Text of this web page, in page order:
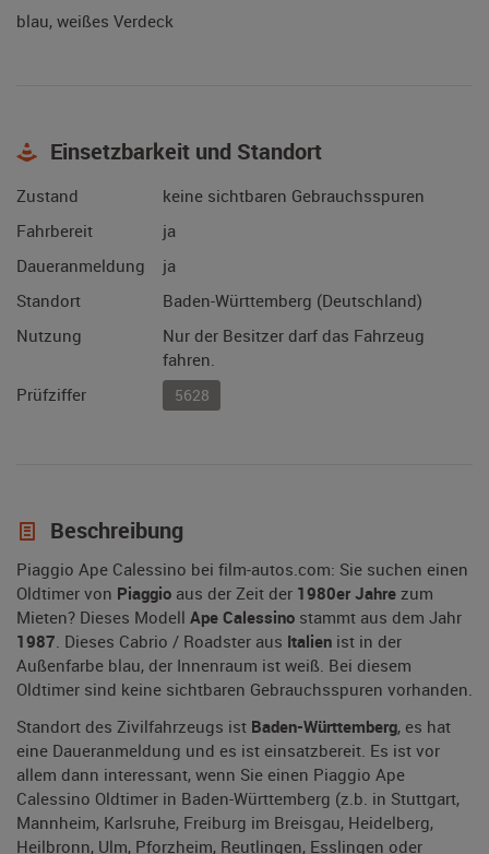
blau, weißes Verdeck
Einsetzbarkeit und Standort
Zustand
keine sichtbaren Gebrauchsspuren
Fahrbereit
ja
Daueranmeldung
ja
Standort
Baden-Württemberg (Deutschland)
Nutzung
Nur der Besitzer darf das Fahrzeug
fahren.
Prüfziffer
5628
Beschreibung
Piaggio Ape Calessino bei film-autos.com: Sie suchen einen
Oldtimer von Piaggio aus der Zeit der 1980er Jahre zum
Mieten? Dieses Modell Ape Calessino stammt aus dem Jahr
1987. Dieses Cabrio / Roadster aus Italien ist in der
Außenfarbe blau, der Innenraum ist weiß. Bei diesem
Oldtimer sind keine sichtbaren Gebrauchsspuren vorhanden.
Standort des Zivilfahrzeugs ist Baden-Württemberg, es hat
eine Daueranmeldung und es ist einsatzbereit. Es ist vor
allem dann interessant, wenn Sie einen Piaggio Ape
Calessino Oldtimer in Baden-Württemberg (z.b. in Stuttgart,
Mannheim, Karlsruhe, Freiburg im Breisgau, Heidelberg,
Heilbronn, Ulm, Pforzheim, Reutlingen, Esslingen oder